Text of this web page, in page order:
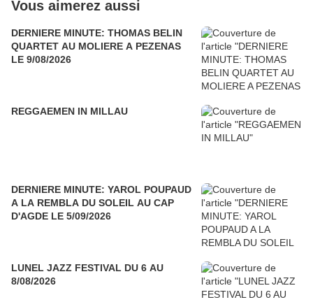
Vous aimerez aussi
DERNIERE MINUTE: THOMAS BELIN
QUARTET AU MOLIERE A PEZENAS
LE 9/08/2026
REGGAEMEN IN MILLAU
DERNIERE MINUTE: YAROL POUPAUD
A LA REMBLA DU SOLEIL AU CAP
D'AGDE LE 5/09/2026
LUNEL JAZZ FESTIVAL DU 6 AU
8/08/2026